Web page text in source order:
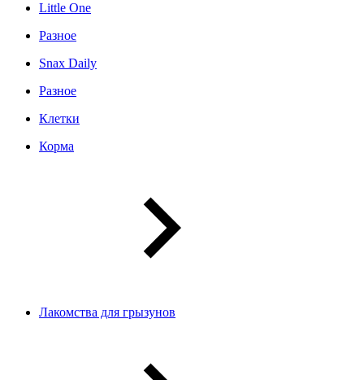
Little One
Разное
Snax Daily
Разное
Клетки
Корма
Лакомства для грызунов